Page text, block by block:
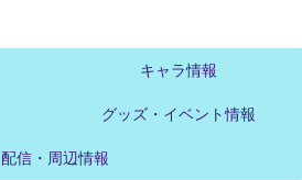
キャラ情報
グッズ・イベント情報
配信・周辺情報